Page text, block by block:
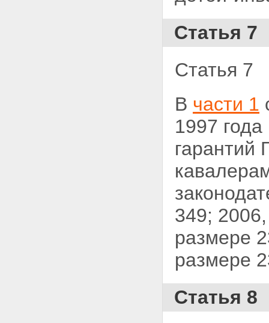
Статья 7
Статья 7
В части 1
1997
гарантий
349;
размере
размере
Статья 8